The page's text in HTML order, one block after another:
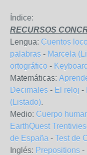
Índice:
RECURSOS
Lengua: Cuentos
palabras - Marcela
ortográfico -
Matemáticas:
Decimales - El reloj -
(Listado).
Medio: Cuerpo
EarthQuest
de España - Test de
Inglés: Prepositions -